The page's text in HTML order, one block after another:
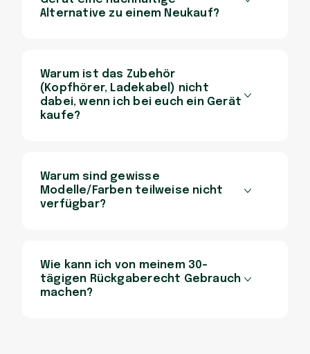
Alternative zu einem Neukauf?
Warum ist das Zubehör
(Kopfhörer, Ladekabel) nicht
dabei, wenn ich bei euch ein Gerät
kaufe?
Warum sind gewisse
Modelle/Farben teilweise nicht
verfügbar?
Wie kann ich von meinem 30-
tägigen Rückgaberecht Gebrauch
machen?